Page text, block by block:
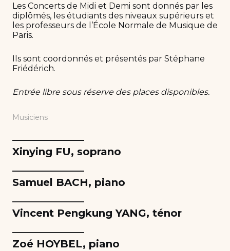
Les Concerts de Midi et Demi sont donnés par les
diplômés, les étudiants des niveaux supérieurs et
les professeurs de l’École Normale de Musique de
Paris.
Ils sont coordonnés et présentés par Stéphane
Friédérich.
Entrée libre sous réserve des places disponibles.
Musiciens
Xinying FU, soprano
Samuel BACH, piano
Vincent Pengkung YANG, ténor
Zoé HOYBEL, piano